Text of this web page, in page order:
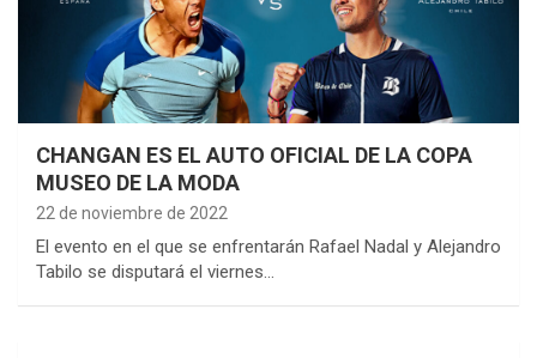
CHANGAN ES EL AUTO OFICIAL DE LA COPA
MUSEO DE LA MODA
22 de noviembre de 2022
El evento en el que se enfrentarán Rafael Nadal y Alejandro
Tabilo se disputará el viernes…